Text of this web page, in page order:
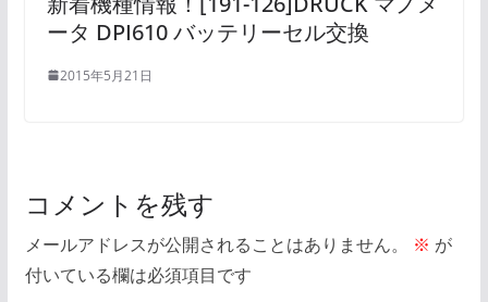
ータ DPI610 バッテリーセル交換
2015年5月21日
コメントを残す
メールアドレスが公開されることはありません。 ※ が
付いている欄は必須項目です